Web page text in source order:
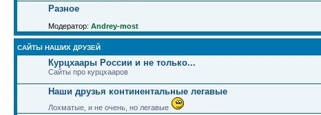
Разное
Модератор: Andrey-most
САЙТЫ НАШИХ ДРУЗЕЙ
Курцхаары России и не только...
Сайты про курцхааров
Наши друзья континентальные легавые
Лохматые, и не очень, но легавые